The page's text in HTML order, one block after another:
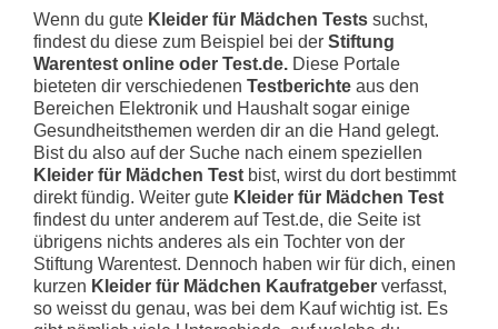
Wenn du gute Kleider für Mädchen Tests suchst,
findest du diese zum Beispiel bei der Stiftung
Warentest online oder Test.de. Diese Portale
bieteten dir verschiedenen Testberichte aus den
Bereichen Elektronik und Haushalt sogar einige
Gesundheitsthemen werden dir an die Hand gelegt.
Bist du also auf der Suche nach einem speziellen
Kleider für Mädchen Test bist, wirst du dort bestimmt
direkt fündig. Weiter gute Kleider für Mädchen Test
findest du unter anderem auf Test.de, die Seite ist
übrigens nichts anderes als ein Tochter von der
Stiftung Warentest. Dennoch haben wir für dich, einen
kurzen Kleider für Mädchen Kaufratgeber verfasst,
so weisst du genau, was bei dem Kauf wichtig ist. Es